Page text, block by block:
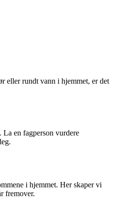
eller rundt vann i hjemmet, er det
La en fagperson vurdere
i hjemmet. Her skaper vi
fremover.